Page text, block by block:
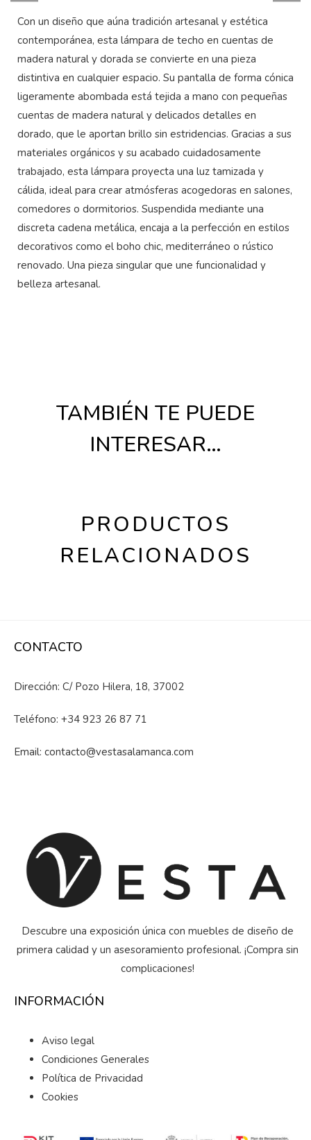
Con un diseño que aúna tradición artesanal y estética
contemporánea, esta lámpara de techo en cuentas de
madera natural y dorada se convierte en una pieza
distintiva en cualquier espacio. Su pantalla de forma cónica
ligeramente abombada está tejida a mano con pequeñas
cuentas de madera natural y delicados detalles en
dorado, que le aportan brillo sin estridencias. Gracias a sus
materiales orgánicos y su acabado cuidadosamente
trabajado, esta lámpara proyecta una luz tamizada y
cálida, ideal para crear atmósferas acogedoras en salones,
comedores o dormitorios. Suspendida mediante una
discreta cadena metálica, encaja a la perfección en estilos
decorativos como el boho chic, mediterráneo o rústico
renovado. Una pieza singular que une funcionalidad y
belleza artesanal.
TAMBIÉN TE PUEDE
INTERESAR…
PRODUCTOS
RELACIONADOS
CONTACTO
Dirección: C/ Pozo Hilera, 18, 37002
Teléfono: +34 923 26 87 71
Email: contacto@vestasalamanca.com
Descubre una exposición única con muebles de diseño de
primera calidad y un asesoramiento profesional. ¡Compra sin
complicaciones!
INFORMACIÓN
Aviso legal
Condiciones Generales
Política de Privacidad
Cookies